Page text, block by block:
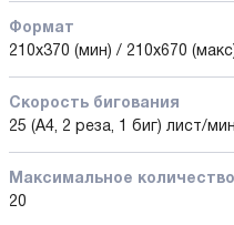
Формат
210x370 (мин) / 210x670
Скорость бигования
25 (A4, 2 реза, 1 биг) лист/
Максимальное
20